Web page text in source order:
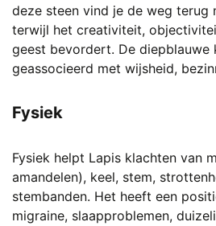
deze steen vind je de weg terug
terwijl het creativiteit,
geest bevordert. De diepblauwe
geassocieerd met wijsheid,
Fysiek
Fysiek helpt Lapis klachten van
amandelen), keel, stem,
stembanden. Het heeft een
migraine, slaapproblemen,